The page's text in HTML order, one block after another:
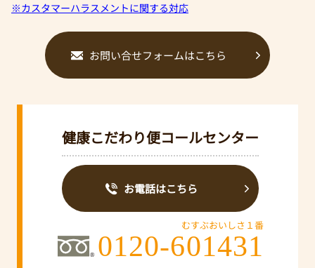
※カスタマーハラスメントに関する対応
お問い合せフォームはこちら
健康こだわり便コールセンター
お電話はこちら
むすぶおいしさ１番
0120-601431